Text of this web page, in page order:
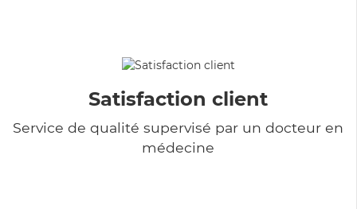
Satisfaction client
Service de qualité supervisé par un docteur en
médecine